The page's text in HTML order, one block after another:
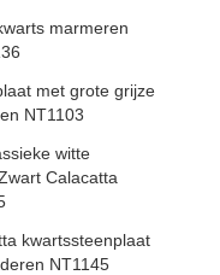
marmeren
met grote grijze
NT1103
witte
Calacatta
kwartssteenplaat
NT1145